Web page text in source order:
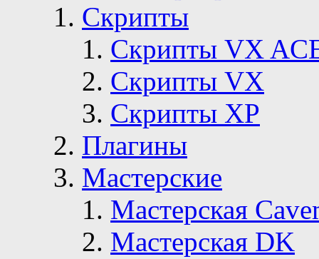
Скрипты
Скрипты VX
Скрипты VX
Скрипты ХР
Плагины
Мастерские
Мастерская
Мастерская DK